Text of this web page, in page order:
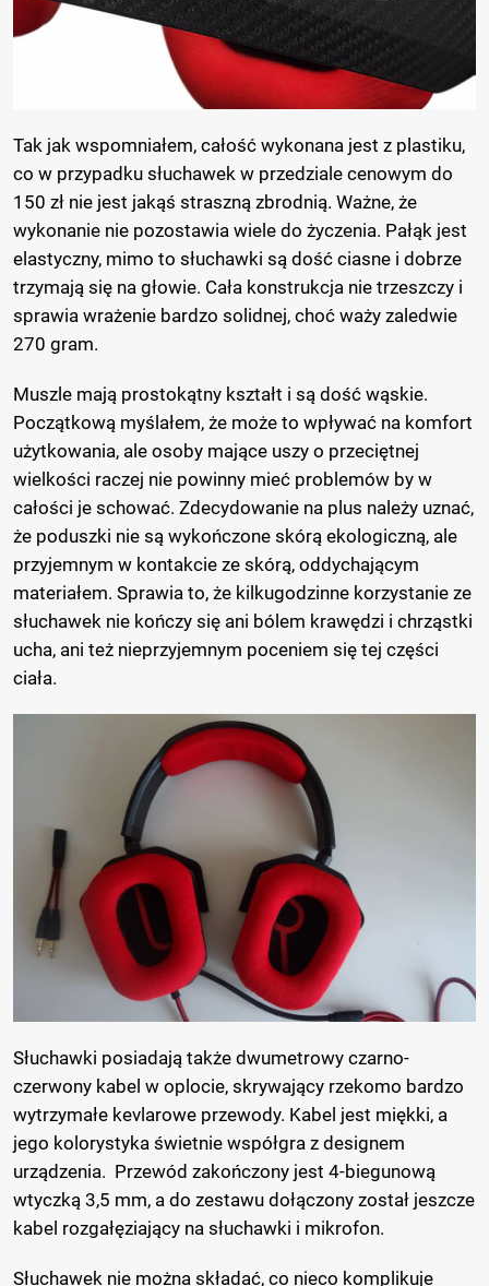
Tak jak wspomniałem, całość wykonana jest z plastiku,
co w przypadku słuchawek w przedziale cenowym do
150 zł nie jest jakąś straszną zbrodnią. Ważne, że
wykonanie nie pozostawia wiele do życzenia. Pałąk jest
elastyczny, mimo to słuchawki są dość ciasne i dobrze
trzymają się na głowie. Cała konstrukcja nie trzeszczy i
sprawia wrażenie bardzo solidnej, choć waży zaledwie
270 gram.
Muszle mają prostokątny kształt i są dość wąskie.
Początkową myślałem, że może to wpływać na komfort
użytkowania, ale osoby mające uszy o przeciętnej
wielkości raczej nie powinny mieć problemów by w
całości je schować. Zdecydowanie na plus należy uznać,
że poduszki nie są wykończone skórą ekologiczną, ale
przyjemnym w kontakcie ze skórą, oddychającym
materiałem. Sprawia to, że kilkugodzinne korzystanie ze
słuchawek nie kończy się ani bólem krawędzi i chrząstki
ucha, ani też nieprzyjemnym poceniem się tej części
ciała.
Słuchawki posiadają także dwumetrowy czarno-
czerwony kabel w oplocie, skrywający rzekomo bardzo
wytrzymałe kevlarowe przewody. Kabel jest miękki, a
jego kolorystyka świetnie współgra z designem
urządzenia. Przewód zakończony jest 4-biegunową
wtyczką 3,5 mm, a do zestawu dołączony został jeszcze
kabel rozgałęziający na słuchawki i mikrofon.
Słuchawek nie można składać, co nieco komplikuje